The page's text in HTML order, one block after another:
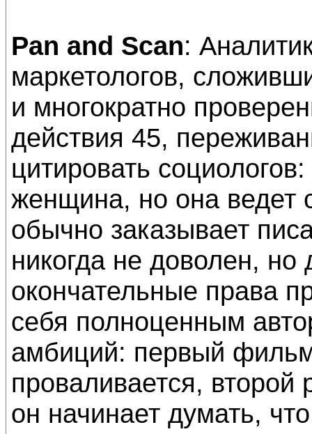
Pan and Scan:
маркетологов,
и многократно
действия 45,
цитировать
женщина, но она ведет
обычно заказывает
никогда не доволен, но
окончательные права
себя полноценным
амбиций: первый
проваливается, второй
он начинает думать,